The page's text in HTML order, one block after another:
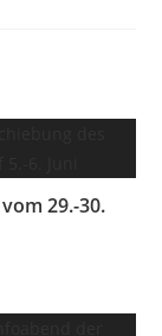
29.-30.